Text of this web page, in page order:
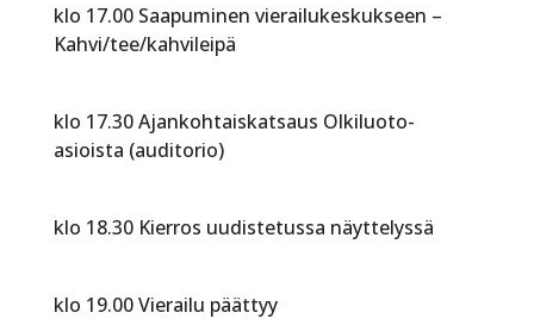
klo 17.00 Saapuminen vierailukeskukseen –
Kahvi/tee/kahvileipä
klo 17.30 Ajankohtaiskatsaus Olkiluoto-
asioista (auditorio)
klo 18.30 Kierros uudistetussa näyttelyssä
klo 19.00 Vierailu päättyy